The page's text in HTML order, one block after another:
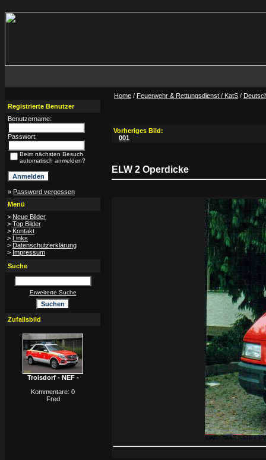
Registrierte Benutzer
Benutzername:
Passwort:
Beim nächsten Besuch
automatisch anmelden?
» Password vergessen
Menü
> Neue Bilder
> Top Bilder
> Kontakt
> Links
> Datenschutzerklärung
> Impressum
Suche
Erweiterte Suche
Zufallsbild
Troisdorf - NEF -
Kommentare: 0
Fred
Home / Feuerwehr & Rettungsdienst / KatS /
Vorheriges Bild:
001
ELW 2 Operdicke